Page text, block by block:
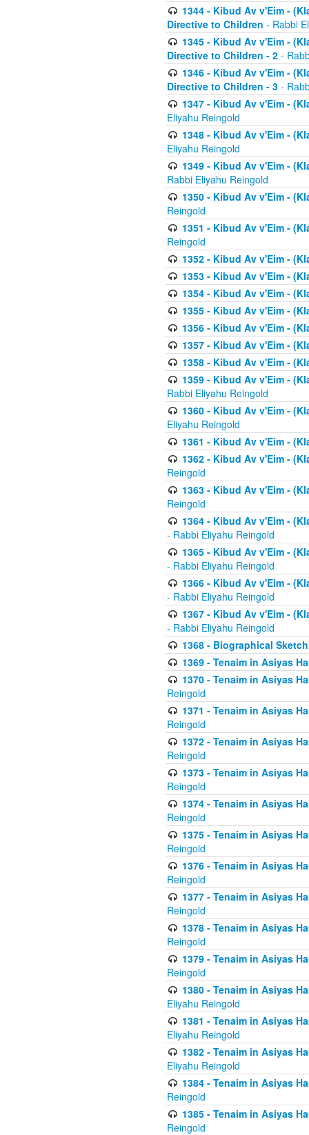
1344 - Kibud Av v'Eim -
Directive to Children - Rabbi
1345 - Kibud Av v'Eim -
Directive to Children - 2 -
1346 - Kibud Av v'Eim -
Directive to Children - 3 -
1347 - Kibud Av v'Eim -
Eliyahu Reingold
1348 - Kibud Av v'Eim -
Eliyahu Reingold
1349 - Kibud Av v'Eim -
Rabbi Eliyahu Reingold
1350 - Kibud Av v'Eim -
Reingold
1351 - Kibud Av v'Eim -
Reingold
1352 - Kibud Av v'Eim -
1353 - Kibud Av v'Eim -
1354 - Kibud Av v'Eim -
1355 - Kibud Av v'Eim -
1356 - Kibud Av v'Eim -
1357 - Kibud Av v'Eim -
1358 - Kibud Av v'Eim -
1359 - Kibud Av v'Eim -
Rabbi Eliyahu Reingold
1360 - Kibud Av v'Eim -
Eliyahu Reingold
1361 - Kibud Av v'Eim -
1362 - Kibud Av v'Eim -
Reingold
1363 - Kibud Av v'Eim -
Reingold
1364 - Kibud Av v'Eim -
- Rabbi Eliyahu Reingold
1365 - Kibud Av v'Eim -
- Rabbi Eliyahu Reingold
1366 - Kibud Av v'Eim -
- Rabbi Eliyahu Reingold
1367 - Kibud Av v'Eim -
- Rabbi Eliyahu Reingold
1368 - Biographical
1369 - Tenaim in Asiyas
1370 - Tenaim in Asiyas
Reingold
1371 - Tenaim in Asiyas
Reingold
1372 - Tenaim in Asiyas
Reingold
1373 - Tenaim in Asiyas
Reingold
1374 - Tenaim in Asiyas
Reingold
1375 - Tenaim in Asiyas
Reingold
1376 - Tenaim in Asiyas
Reingold
1377 - Tenaim in Asiyas
Reingold
1378 - Tenaim in Asiyas
Reingold
1379 - Tenaim in Asiyas
Reingold
1380 - Tenaim in Asiyas
Eliyahu Reingold
1381 - Tenaim in Asiyas
Eliyahu Reingold
1382 - Tenaim in Asiyas
Eliyahu Reingold
1384 - Tenaim in Asiyas
Reingold
1385 - Tenaim in Asiyas
Reingold